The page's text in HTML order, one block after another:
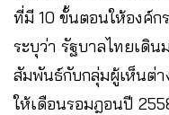
ที่มี 10 ขั้นตอนให้องค์
ระบุว่า รัฐบาลไทยเดิ
สัมพันธ์กับกลุ่มผู้เห็นต่า
ให้เดือนรอมฎอนปี